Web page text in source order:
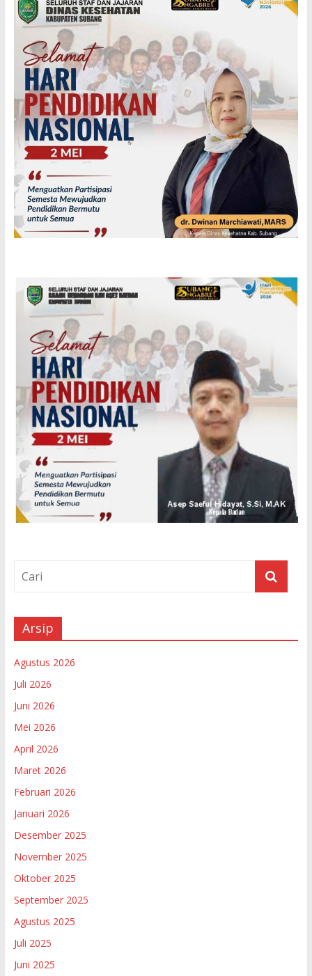
Arsip
Agustus 2026
Juli 2026
Juni 2026
Mei 2026
April 2026
Maret 2026
Februari 2026
Januari 2026
Desember 2025
November 2025
Oktober 2025
September 2025
Agustus 2025
Juli 2025
Juni 2025